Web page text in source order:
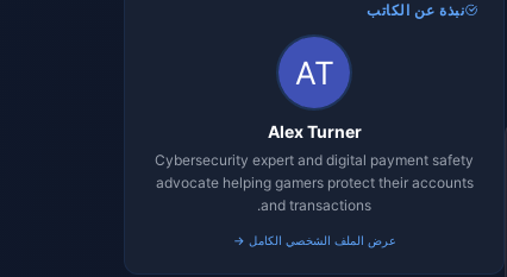
-25%
نبذة عن الكاتب
Alex Turner
Cybersecurity expert and digital payment safety
advocate helping gamers protect their accounts
and transactions.
عرض الملف الشخصي الكامل →